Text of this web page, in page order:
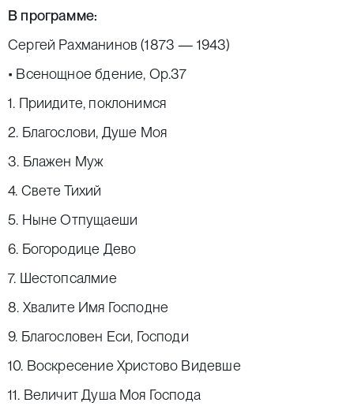
В программе:
Сергей Рахманинов (1873 — 1943)
• Всенощное бдение, Op.37
1. Приидите, поклонимся
2. Благослови, Душе Моя
3. Блажен Муж
4. Свете Тихий
5. Ныне Отпущаеши
6. Богородице Дево
7. Шестопсалмие
8. Хвалите Имя Господне
9. Благословен Еси, Господи
10. Воскресение Христово Видевше
11. Величит Душа Моя Господа